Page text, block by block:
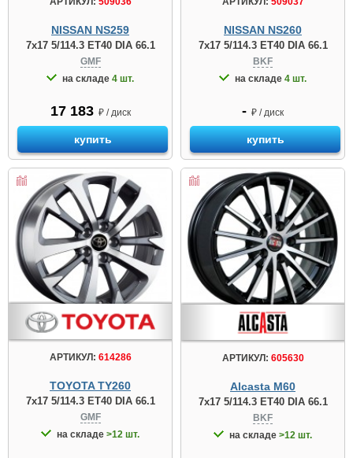
NISSAN NS259
7x17 5/114.3 ET40 DIA 66.1
GMF
на складе 4 шт.
17 183 ₽ / диск
купить
NISSAN NS260
7x17 5/114.3 ET40 DIA 66.1
BKF
на складе 4 шт.
- ₽ / диск
купить
АРТИКУЛ: 614286
TOYOTA TY260
7x17 5/114.3 ET40 DIA 66.1
GMF
на складе >12 шт.
АРТИКУЛ: 605630
Alcasta M60
7x17 5/114.3 ET40 DIA 66.1
BKF
на складе >12 шт.